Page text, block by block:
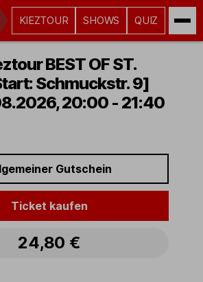
KIEZTOUR SHOWS QUIZ
BEST OF ST.
Schmuckstr. 9]
20:00 - 21:40
Gutschein
Ticket kaufen
24,80 €